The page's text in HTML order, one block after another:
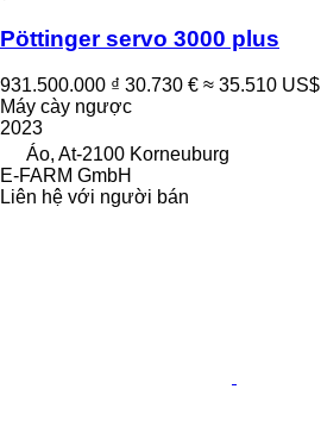
Pöttinger servo 3000 plus
931.500.000 ₫ 30.730 € ≈ 35.510 US$
Máy cày ngược
2023
Áo, At-2100 Korneuburg
E-FARM GmbH
Liên hệ với người bán